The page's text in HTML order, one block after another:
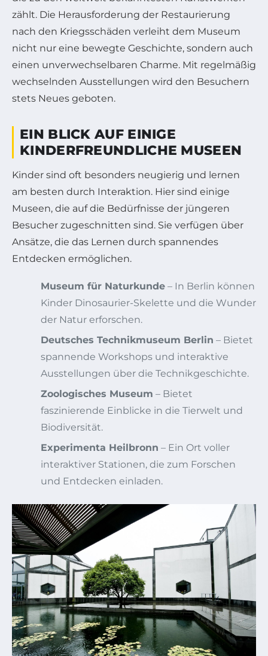
zählt. Die Herausforderung der Restaurierung
nach den Kriegsschäden verleiht dem Museum
nicht nur eine bewegte Geschichte, sondern auch
einen unverwechselbaren Charme. Mit regelmäßig
wechselnden Ausstellungen wird den Besuchern
stets Neues geboten.
EIN BLICK AUF EINIGE
KINDERFREUNDLICHE MUSEEN
Kinder sind oft besonders neugierig und lernen
am besten durch Interaktion. Hier sind einige
Museen, die auf die Bedürfnisse der jüngeren
Besucher zugeschnitten sind. Sie verfügen über
Ansätze, die das Lernen durch spannendes
Entdecken ermöglichen.
Museum für Naturkunde – In Berlin können
Kinder Dinosaurier-Skelette und die Wunder
der Natur erforschen.
Deutsches Technikmuseum Berlin – Bietet
spannende Workshops und interaktive
Ausstellungen über die Technikgeschichte.
Zoologisches Museum – Bietet
faszinierende Einblicke in die Tierwelt und
Biodiversität.
Experimenta Heilbronn – Ein Ort voller
interaktiver Stationen, die zum Forschen
und Entdecken einladen.